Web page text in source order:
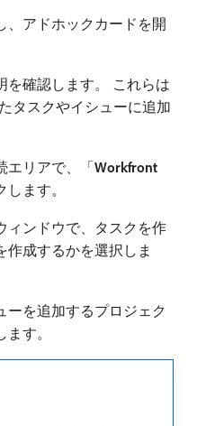
、アドホックカードを開
を確認します。 これらは
タスクやイシューに追加
エリアで、「Workfront
します。
ィンドウで、タスクを作
作成するかを選択しま
ーを追加するプロジェク
す。